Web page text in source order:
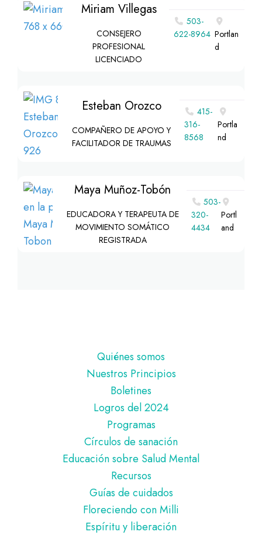
Miriam Villegas
CONSEJERO
PROFESIONAL
LICENCIADO
503-
622-8964 Portlan
d
Esteban Orozco
COMPAÑERO DE APOYO Y
FACILITADOR DE TRAUMAS
415-
316-
8568
Portla
nd
Maya Muñoz-Tobón
EDUCADORA Y TERAPEUTA DE
MOVIMIENTO SOMÁTICO
REGISTRADA
503-
320-
4434
Portl
and
Quiénes somos
Nuestros Principios
Boletines
Logros del 2024
Programas
Círculos de sanación
Educación sobre Salud Mental
Recursos
Guías de cuidados
Floreciendo con Milli
Espíritu y liberación